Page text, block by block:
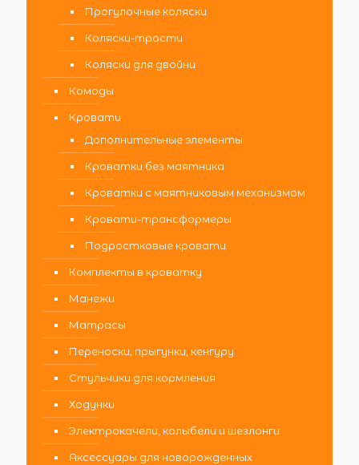
Прогулочные коляски
Коляски-трости
Коляски для двойни
Комоды
Кровати
Дополнительные элементы
Кроватки без маятника
Кроватки с маятниковым механизмом
Кровати-трансформеры
Подростковые кровати
Комплекты в кроватку
Манежи
Матрасы
Переноски, прыгунки, кенгуру
Стульчики для кормления
Ходунки
Электрокачели, колыбели и шезлонги
Аксессуары для новорожденных